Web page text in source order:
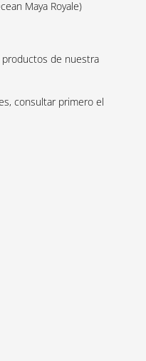
Maya Royale)
productos de nuestra
consultar primero el